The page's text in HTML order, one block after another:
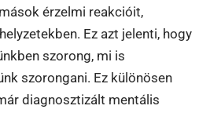
érzelmi reakcióit,
Ez azt jelenti, hogy
szorong, mi is
szorongani. Ez különösen
diagnosztizált mentális